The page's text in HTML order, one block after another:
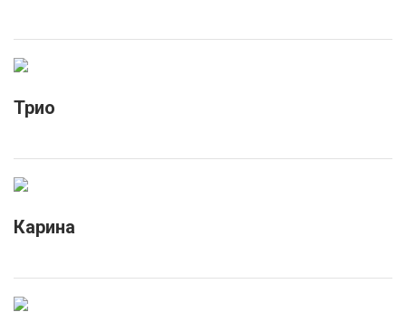
Трио
Карина